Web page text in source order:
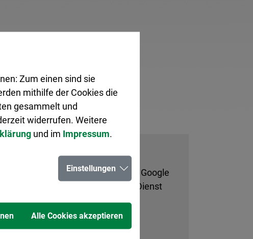
dass Ihre Daten an Google
Dort können Sie diesen Dienst
Zum einen sind sie
mithilfe der Cookies die
gesammelt und
widerrufen. Weitere
und im Impressum
Einstellungen
Alle Cookies akzeptieren